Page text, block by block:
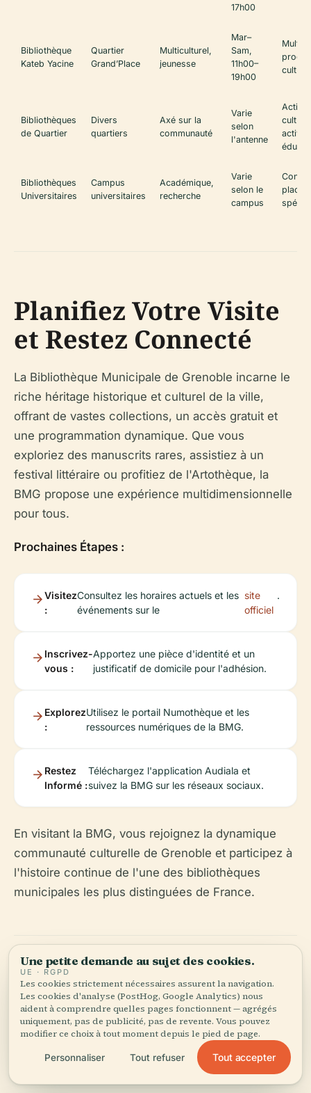
17h00
Bibliothèque
Kateb Yacine
Quartier
Grand’Place
Multiculturel,
jeunesse
Mar–
Sam,
11h00–
19h00
Bibliothèques
de Quartier
Divers
quartiers
Axé sur la
communauté
Varie
selon
l'antenne
Action
Bibliothèques
Universitaires
Campus
universitaires
Académique,
recherche
Varie
selon le
campus
place,
Planifiez Votre Visite
et Restez Connecté
La Bibliothèque Municipale de Grenoble incarne le
riche héritage historique et culturel de la ville,
offrant de vastes collections, un accès gratuit et
une programmation dynamique. Que vous
exploriez des manuscrits rares, assistiez à un
festival littéraire ou profitiez de l'Artothèque, la
BMG propose une expérience multidimensionnelle
pour tous.
Prochaines Étapes :
Visitez
:
Consultez les horaires actuels et les
événements sur le
site
officiel
.
Inscrivez-
vous :
Apportez une pièce d'identité et un
justificatif de domicile pour l'adhésion.
Explorez
:
Utilisez le portail Numothèque et les
ressources numériques de la BMG.
Restez
Informé :
Téléchargez l'application Audiala et
suivez la BMG sur les réseaux sociaux.
En visitant la BMG, vous rejoignez la dynamique
communauté culturelle de Grenoble et participez à
l'histoire continue de l'une des bibliothèques
municipales les plus distinguées de France.
Écoutez l'histoire complète dans l'app
Une petite demande au sujet des cookies.
UE · RGPD
Les cookies strictement nécessaires assurent la navigation.
Les cookies d'analyse (PostHog, Google Analytics) nous
aident à comprendre quelles pages fonctionnent — agrégés
uniquement, pas de publicité, pas de revente. Vous pouvez
modifier ce choix à tout moment depuis le pied de page.
Personnaliser Tout refuser Tout accepter